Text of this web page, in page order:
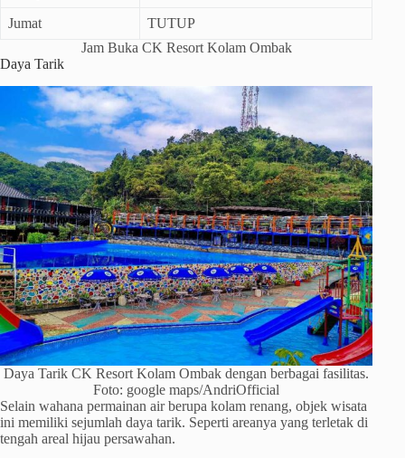
Jumat
TUTUP
Jam Buka CK Resort Kolam Ombak
Daya Tarik
Daya Tarik CK Resort Kolam Ombak dengan berbagai fasilitas.
Foto: google maps/AndriOfficial
Selain wahana permainan air berupa kolam renang, objek wisata
ini memiliki sejumlah daya tarik. Seperti areanya yang terletak di
tengah areal hijau persawahan.